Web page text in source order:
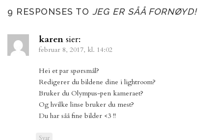
9 RESPONSES TO JEG ER SÅÅ FORNØYD!
karen sier:
februar 8, 2017, kl. 14:02
Hei et par spørsmål?
Redigerer du bildene dine i lightroom?
Bruker du Olympus-pen kameraet?
Og hvilke linse bruker du mest?
Du har såå fine bilder <3 !!
Svar